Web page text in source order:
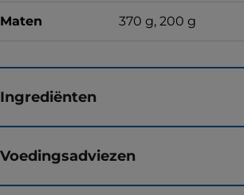
Maten 370 g, 200 g
Ingrediënten
Voedingsadviezen